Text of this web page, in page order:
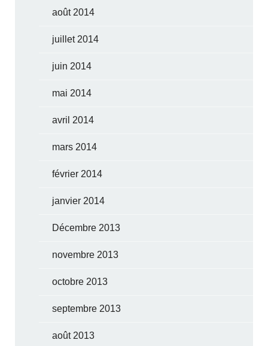
août 2014
juillet 2014
juin 2014
mai 2014
avril 2014
mars 2014
février 2014
janvier 2014
Décembre 2013
novembre 2013
octobre 2013
septembre 2013
août 2013